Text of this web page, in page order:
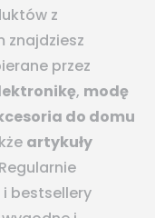
z
znajdziesz
przez
, modę
do domu
artykuły
bestsellery